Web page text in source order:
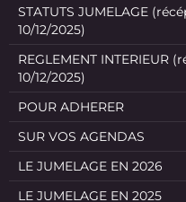
STATUTS JUMELAGE
10/12/2025)
REGLEMENT INTERIEUR
10/12/2025)
POUR ADHERER
SUR VOS AGENDAS
LE JUMELAGE EN 2026
LE JUMELAGE EN 2025